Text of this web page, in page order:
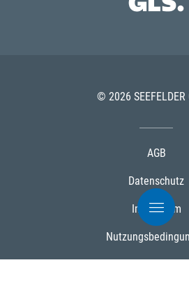
© 2026 SEEFELDER
AGB
Datenschutz
Impressum